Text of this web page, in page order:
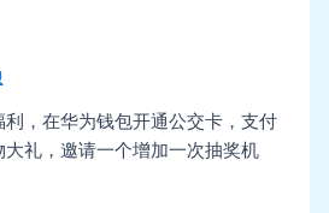
，在华为钱包开通公交卡，支付
礼，邀请一个增加一次抽奖机